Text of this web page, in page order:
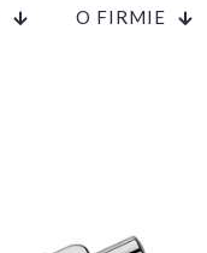
O FIRMIE